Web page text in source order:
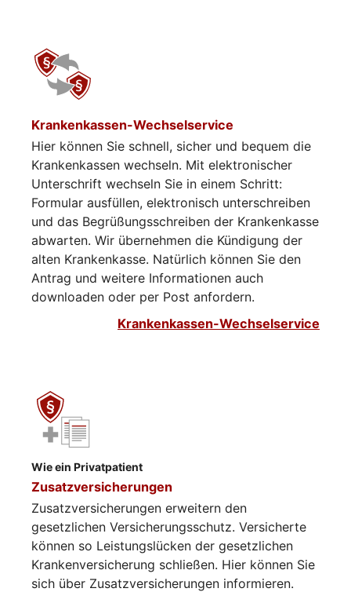
Krankenkassen-Wechselservice
Hier können Sie schnell, sicher und bequem die
Krankenkassen wechseln. Mit elektronischer
Unterschrift wechseln Sie in einem Schritt:
Formular ausfüllen, elektronisch unterschreiben
und das Begrüßungsschreiben der Krankenkasse
abwarten. Wir übernehmen die Kündigung der
alten Krankenkasse. Natürlich können Sie den
Antrag und weitere Informationen auch
downloaden oder per Post anfordern.
Krankenkassen-Wechselservice
Wie ein Privatpatient
Zusatzversicherungen
Zusatzversicherungen erweitern den
gesetzlichen Versicherungsschutz. Versicherte
können so Leistungslücken der gesetzlichen
Krankenversicherung schließen. Hier können Sie
sich über Zusatzversicherungen informieren.​​​​